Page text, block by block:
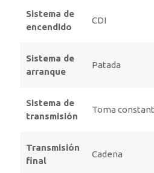
Sistema de
encendido
CDI
Sistema de
arranque
Patada
Sistema de
transmisión
Toma
Transmisión
final
Cadena